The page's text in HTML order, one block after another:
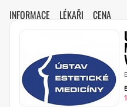
INFORMACE LÉKAŘI CENA